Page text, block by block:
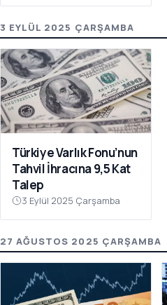
3 EYLÜL 2025 ÇARŞAMBA
Türkiye Varlık Fonu’nun
Tahvil İhracına 9,5 Kat
Talep
3 Eylül 2025 Çarşamba
27 AĞUSTOS 2025 ÇARŞAMBA